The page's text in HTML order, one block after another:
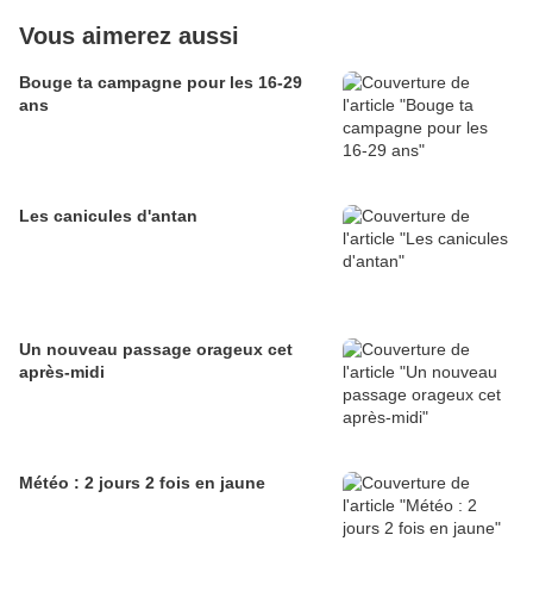
Vous aimerez aussi
Bouge ta campagne pour les 16-29
ans
Les canicules d'antan
Un nouveau passage orageux cet
après-midi
Météo : 2 jours 2 fois en jaune